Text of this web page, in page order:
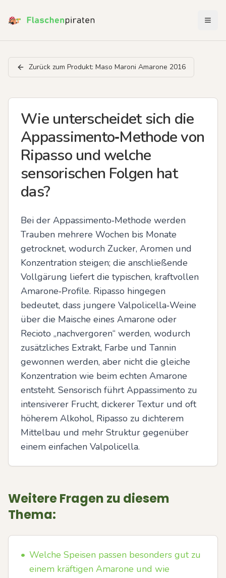
Zurück zum Produkt: Maso Maroni Amarone 2016
Wie unterscheidet sich die
Appassimento‑Methode von
Ripasso und welche
sensorischen Folgen hat
das?
Bei der Appassimento‑Methode werden
Trauben mehrere Wochen bis Monate
getrocknet, wodurch Zucker, Aromen und
Konzentration steigen; die anschließende
Vollgärung liefert die typischen, kraftvollen
Amarone‑Profile. Ripasso hingegen
bedeutet, dass jungere Valpolicella‑Weine
über die Maische eines Amarone oder
Recioto „nachvergoren“ werden, wodurch
zusätzliches Extrakt, Farbe und Tannin
gewonnen werden, aber nicht die gleiche
Konzentration wie beim echten Amarone
entsteht. Sensorisch führt Appassimento zu
intensiverer Frucht, dickerer Textur und oft
höherem Alkohol, Ripasso zu dichterem
Mittelbau und mehr Struktur gegenüber
einem einfachen Valpolicella.
Weitere Fragen zu diesem
Thema:
• Welche Speisen passen besonders gut zu
einem kräftigen Amarone und wie